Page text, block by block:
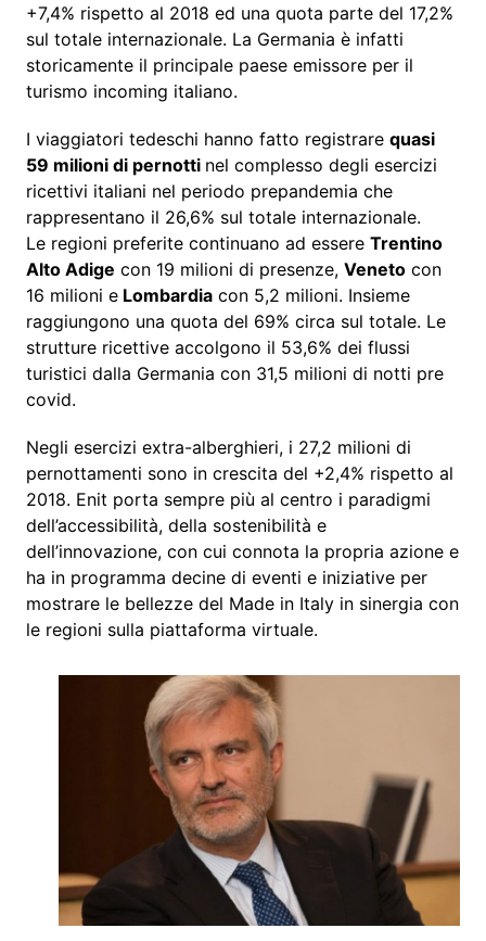
+7,4% rispetto al 2018 ed una quota parte del 17,2%
sul totale internazionale. La Germania è infatti
storicamente il principale paese emissore per il
turismo incoming italiano.
I viaggiatori tedeschi hanno fatto registrare quasi
59 milioni di pernotti nel complesso degli esercizi
ricettivi italiani nel periodo prepandemia che
rappresentano il 26,6% sul totale internazionale.
Le regioni preferite continuano ad essere Trentino
Alto Adige con 19 milioni di presenze, Venetocon
16 milioni eLombardiacon 5,2 milioni. Insieme
raggiungono una quota del 69% circa sul totale. Le
strutture ricettive accolgono il 53,6% dei flussi
turistici dalla Germania con 31,5 milioni di notti pre
covid.
Negli esercizi extra-alberghieri, i 27,2 milioni di
pernottamenti sono in crescita del +2,4% rispetto al
2018. Enit porta sempre più al centro i paradigmi
dell’accessibilità, della sostenibilità e
dell’innovazione, con cui connota la propria azione e
ha in programma decine di eventi e iniziative per
mostrare le bellezze del Made in Italy in sinergia con
le regioni sulla piattaforma virtuale.